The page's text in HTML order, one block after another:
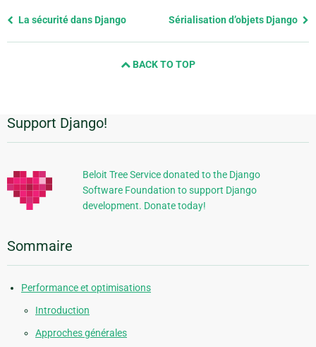
Previous
La sécurité dans Django Sérialisation d’objets Django
BACK TO TOP
Informations
supplémentaires
Support Django!
Beloit Tree Service donated to the Django
Software Foundation to support Django
development. Donate today!
Sommaire
Performance et optimisations
Introduction
Approches générales